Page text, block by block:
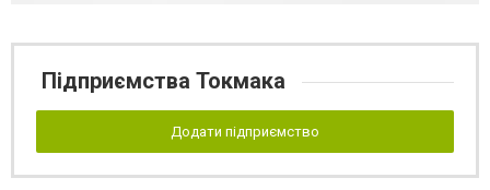
Підприємства Токмака
Додати підприємство